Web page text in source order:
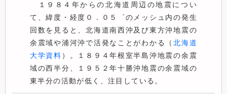
１９８４年からの北海道周辺の地震につい
て、緯度・経度０．０５゜のメッシュ内の発生
回数を見ると、北海道南西沖及び東方沖地震の
余震域や浦河沖で活発なことがわかる（北海道
大学資料 ）。１８９４年根室半島沖地震の余震
域の西半分、１９５２年十勝沖地震の余震域の
東半分の活動が低く、注目している。